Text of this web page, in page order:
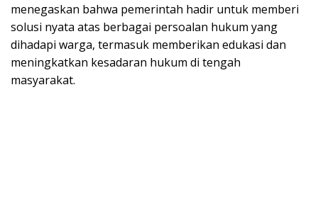
menegaskan bahwa pemerintah hadir untuk memberi
solusi nyata atas berbagai persoalan hukum yang
dihadapi warga, termasuk memberikan edukasi dan
meningkatkan kesadaran hukum di tengah
masyarakat.